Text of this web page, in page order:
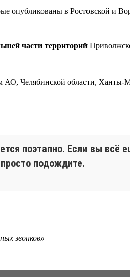
опубликованы в Ростовской и
части территорий
АО, Челябинской области,
поэтапно. Если вы всё
подождите.
звонков»